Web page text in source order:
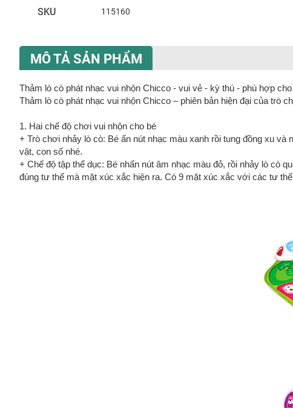
T
n
g
t
n
c
u
n
g
SKU 115160
MÔ TẢ SẢN PHẨM
Thảm lò cò phát nhạc vui nhộn Chicco - vui vẻ - kỳ thú - phù hợp
Thảm lò cò phát nhạc vui nhộn Chicco – phiên bản hiện đại của trò
1. Hai chế độ chơi vui nhộn cho bé
+ Trò chơi nhảy lò cò: Bé ấn nút nhạc màu xanh rồi tung đồng xu
vật, con số nhé.
+ Chế độ tập thể dục: Bé nhấn nút âm nhạc màu đỏ, rồi nhảy lò cò
đúng tư thế mà mặt xúc xắc hiện ra. Có 9 mặt xúc xắc với các tư